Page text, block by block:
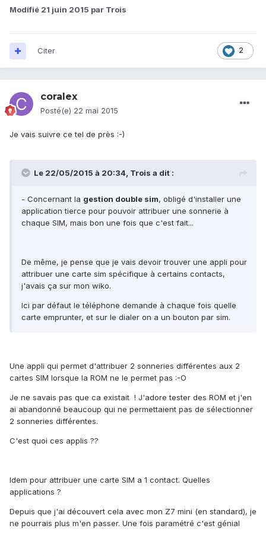
Modifié 21 juin 2015 par Trois
2
Citer
coralex
Posté(e) 22 mai 2015
Je vais suivre ce tel de près :-)
Le 22/05/2015 à 20:34, Trois a dit :
- Concernant la gestion double sim, obligé d'installer une
application tierce pour pouvoir attribuer une sonnerie à
chaque SIM, mais bon une fois que c'est fait...
De même, je pense que je vais devoir trouver une appli pour
attribuer une carte sim spécifique à certains contacts,
j'avais ça sur mon wiko.
Ici par défaut le téléphone demande à chaque fois quelle
carte emprunter, et sur le dialer on a un bouton par sim.
Une appli qui permet d'attribuer 2 sonneries différentes aux 2
cartes SIM lorsque la ROM ne le permet pas :-O
Je ne savais pas que ca existait ! J'adore tester des ROM et j'en
ai abandonné beaucoup qui ne permettaient pas de sélectionner
2 sonneries différentes.
C'est quoi ces applis ??
Idem pour attribuer une carte SIM a 1 contact. Quelles
applications ?
Depuis que j'ai découvert cela avec mon Z7 mini (en standard), je
ne pourrais plus m'en passer. Une fois paramétré c'est génial